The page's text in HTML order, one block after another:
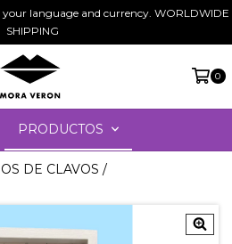
language and currency. WORLDWIDE
SHIPPING
0
PRODUCTOS
DE CLAVOS /